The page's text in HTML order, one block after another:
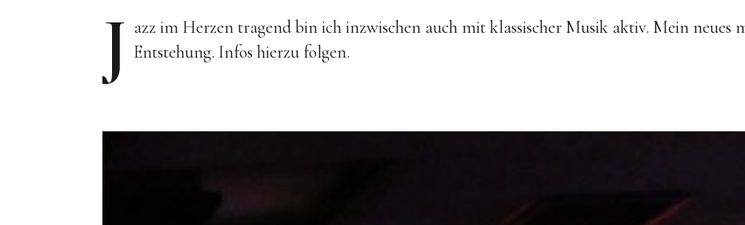
J azz im Herzen tragend bin ich inzwischen auch mit klassischer Musik aktiv. Mein neues
Entstehung. Infos hierzu folgen.